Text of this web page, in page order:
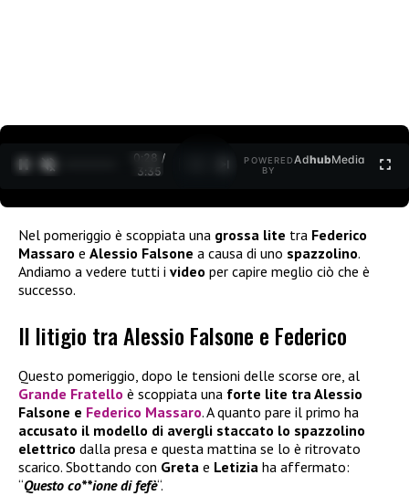
0:29 /
3:35
POWERED
BY
AdhubMedia
Nel pomeriggio è scoppiata una grossa lite tra Federico
Massaro e Alessio Falsone a causa di uno spazzolino.
Andiamo a vedere tutti i video per capire meglio ciò che è
successo.
Il litigio tra Alessio Falsone e Federico
Questo pomeriggio, dopo le tensioni delle scorse ore, al
Grande Fratello è scoppiata una forte lite tra Alessio
Falsone e Federico Massaro. A quanto pare il primo ha
accusato il modello di avergli staccato lo spazzolino
elettrico dalla presa e questa mattina se lo è ritrovato
scarico. Sbottando con Greta e Letizia ha affermato:
“Questo co**ione di fefè“.